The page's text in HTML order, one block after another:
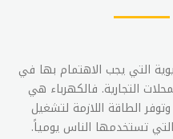
التي يجب الاهتمام بها في
التجارية. فالكهرباء هي
الطاقة اللازمة لتشغيل
التي تستخدمها الناس يومياً.